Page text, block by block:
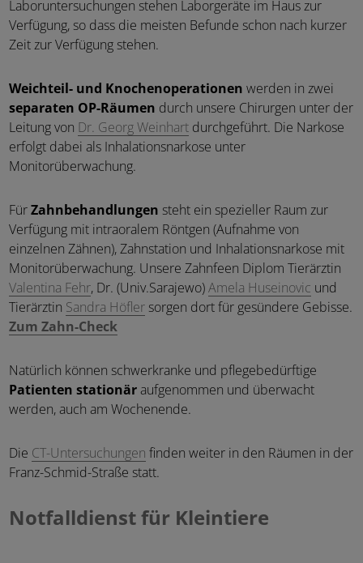
Laboruntersuchungen stehen Laborgeräte im Haus zur
Verfügung, so dass die meisten Befunde schon nach kurzer
Zeit zur Verfügung stehen.
Weichteil- und Knochenoperationen werden in zwei
separaten OP-Räumen durch unsere Chirurgen unter der
Leitung von Dr. Georg Weinhart durchgeführt. Die Narkose
erfolgt dabei als Inhalationsnarkose unter
Monitorüberwachung.
Für Zahnbehandlungen steht ein spezieller Raum zur
Verfügung mit intraoralem Röntgen (Aufnahme von
einzelnen Zähnen), Zahnstation und Inhalationsnarkose mit
Monitorüberwachung. Unsere Zahnfeen Diplom Tierärztin
Valentina Fehr, Dr. (Univ.Sarajewo) Amela Huseinovic und
Tierärztin Sandra Höfler sorgen dort für gesündere Gebisse.
Zum Zahn-Check
Natürlich können schwerkranke und pflegebedürftige
Patienten stationär aufgenommen und überwacht
werden, auch am Wochenende.
Die CT-Untersuchungen finden weiter in den Räumen in der
Franz-Schmid-Straße statt.
Notfalldienst für Kleintiere